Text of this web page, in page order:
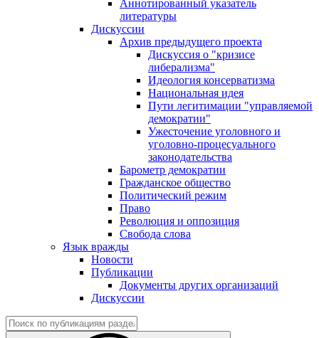
Аннотированный указатель
литературы
Дискуссии
Архив предыдущего проекта
Дискуссия о "кризисе
либерализма"
Идеология консерватизма
Национальная идея
Пути легитимации "управляемой
демократии"
Ужесточение уголовного и
уголовно-процесуального
законодательства
Барометр демократии
Гражданское общество
Политический режим
Право
Революция и оппозиция
Свобода слова
Язык вражды
Новости
Публикации
Документы других организаций
Дискуссии